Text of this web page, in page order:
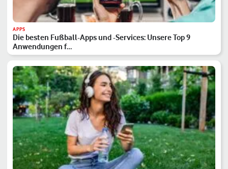
APPS
Die besten Fußball-Apps und -Services: Unsere Top 9
Anwendungen f…